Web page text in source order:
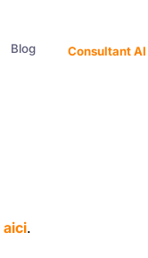
Blog Consultant AI
aici.